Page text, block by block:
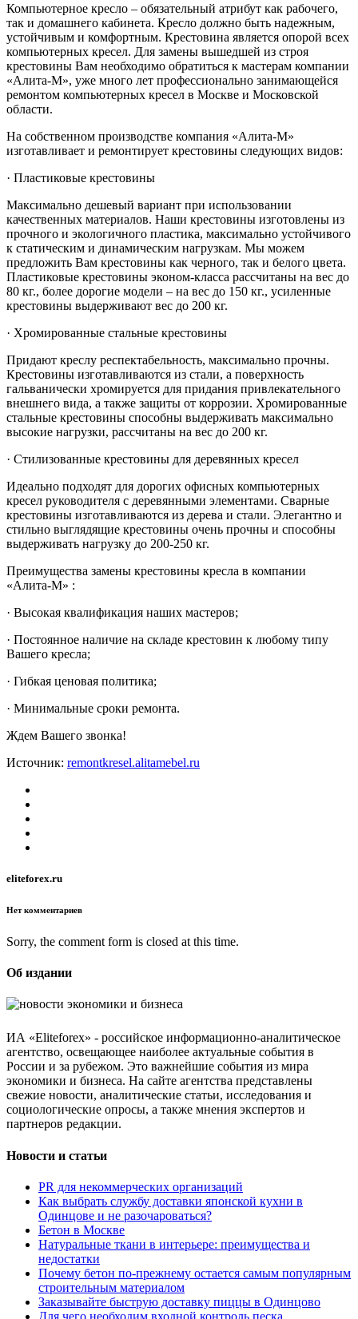
Компьютерное кресло – обязательный атрибут как рабочего,
так и домашнего кабинета. Кресло должно быть надежным,
устойчивым и комфортным. Крестовина является опорой всех
компьютерных кресел. Для замены вышедшей из строя
крестовины Вам необходимо обратиться к мастерам компании
«Алита-М», уже много лет профессионально занимающейся
ремонтом компьютерных кресел в Москве и Московской
области.
На собственном производстве компания «Алита-М»
изготавливает и ремонтирует крестовины следующих видов:
· Пластиковые крестовины
Максимально дешевый вариант при использовании
качественных материалов. Наши крестовины изготовлены из
прочного и экологичного пластика, максимально устойчивого
к статическим и динамическим нагрузкам. Мы можем
предложить Вам крестовины как черного, так и белого цвета.
Пластиковые крестовины эконом-класса рассчитаны на вес до
80 кг., более дорогие модели – на вес до 150 кг., усиленные
крестовины выдерживают вес до 200 кг.
· Хромированные стальные крестовины
Придают креслу респектабельность, максимально прочны.
Крестовины изготавливаются из стали, а поверхность
гальванически хромируется для придания привлекательного
внешнего вида, а также защиты от коррозии. Хромированные
стальные крестовины способны выдерживать максимально
высокие нагрузки, рассчитаны на вес до 200 кг.
· Стилизованные крестовины для деревянных кресел
Идеально подходят для дорогих офисных компьютерных
кресел руководителя с деревянными элементами. Сварные
крестовины изготавливаются из дерева и стали. Элегантно и
стильно выглядящие крестовины очень прочны и способны
выдерживать нагрузку до 200-250 кг.
Преимущества замены крестовины кресла в компании
«Алита-М» :
· Высокая квалификация наших мастеров;
· Постоянное наличие на складе крестовин к любому типу
Вашего кресла;
· Гибкая ценовая политика;
· Минимальные сроки ремонта.
Ждем Вашего звонка!
Источник: remontkresel.alitamebel.ru
eliteforex.ru
Нет комментариев
Sorry, the comment form is closed at this time.
Об издании
ИА «Eliteforex» - российское информационно-аналитическое
агентство, освещающее наиболее актуальные события в
России и за рубежом. Это важнейшие события из мира
экономики и бизнеса. На сайте агентства представлены
свежие новости, аналитические статьи, исследования и
социологические опросы, а также мнения экспертов и
партнеров редакции.
Новости и статьи
PR для некоммерческих организаций
Как выбрать службу доставки японской кухни в
Одинцове и не разочароваться?
Бетон в Москве
Натуральные ткани в интерьере: преимущества и
недостатки
Почему бетон по-прежнему остается самым популярным
строительным материалом
Заказывайте быструю доставку пиццы в Одинцово
Для чего необходим входной контроль песка